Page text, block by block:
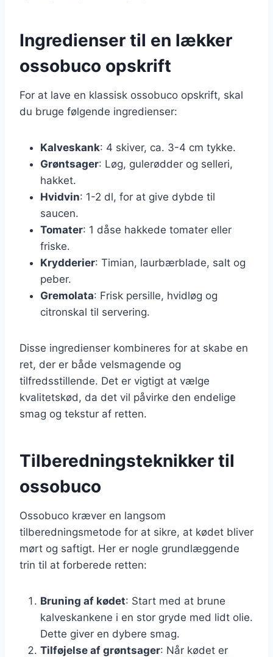
Ingredienser til en lækker
ossobuco opskrift
For at lave en klassisk ossobuco opskrift, skal
du bruge følgende ingredienser:
Kalveskank: 4 skiver, ca. 3-4 cm tykke.
Grøntsager: Løg, gulerødder og selleri,
hakket.
Hvidvin: 1-2 dl, for at give dybde til
saucen.
Tomater: 1 dåse hakkede tomater eller
friske.
Krydderier: Timian, laurbærblade, salt og
peber.
Gremolata: Frisk persille, hvidløg og
citronskal til servering.
Disse ingredienser kombineres for at skabe en
ret, der er både velsmagende og
tilfredsstillende. Det er vigtigt at vælge
kvalitetskød, da det vil påvirke den endelige
smag og tekstur af retten.
Tilberedningsteknikker til
ossobuco
Ossobuco kræver en langsom
tilberedningsmetode for at sikre, at kødet bliver
mørt og saftigt. Her er nogle grundlæggende
trin til at forberede retten:
Bruning af kødet: Start med at brune
kalveskankene i en stor gryde med lidt olie.
Dette giver en dybere smag.
Tilføjelse af grøntsager: Når kødet er